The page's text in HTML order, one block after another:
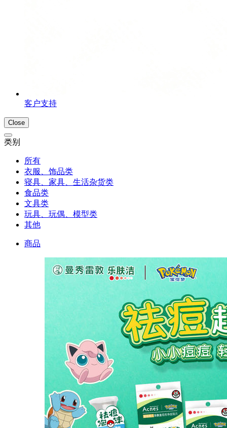
客户支持
Close
类别
所有
衣服、饰品类
寝具、家具、生活杂货类
食品类
文具类
玩具、玩偶、模型类
其他
商品